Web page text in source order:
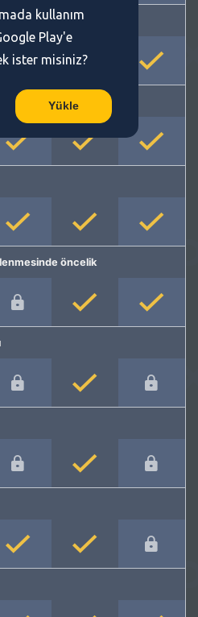
öncelik
kullanım
Play'e
ister misiniz?
Yükle